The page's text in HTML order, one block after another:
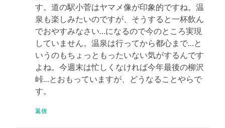
す。道の駅小菅はヤマメ像が印象的ですね。温
泉も楽しみたいのですが、そうすると一杯飲ん
でおやすみなさい…になるので今のところ実現
していません。温泉は行ってから都心まで…と
いうのもちょっともったいない気がするんです
よね。今週末は忙しくなければ今年最後の柳沢
峠…とおもっていますが、どうなることやらで
す。
返信